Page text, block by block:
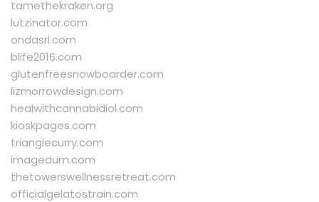
tamethekraken.org
lutzinator.com
ondasrl.com
blife2016.com
glutenfreesnowboarder.com
lizmorrowdesign.com
healwithcannabidiol.com
kioskpages.com
trianglecurry.com
imagedum.com
thetowerswellnessretreat.com
officialgelatostrain.com